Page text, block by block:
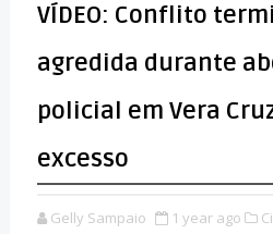
VÍDEO: Conflito
agredida durante
policial em Vera
excesso
Gelly Sampaio 1 year ago